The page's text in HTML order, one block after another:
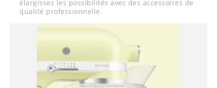
élargissez les possibilités avec des accessoires de
qualité professionnelle.